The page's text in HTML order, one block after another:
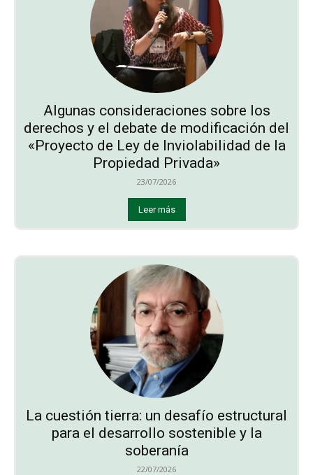
Algunas consideraciones sobre los
derechos y el debate de modificación del
«Proyecto de Ley de Inviolabilidad de la
Propiedad Privada»
23/07/2026
Leer más
La cuestión tierra: un desafío estructural
para el desarrollo sostenible y la
soberanía
22/07/2026